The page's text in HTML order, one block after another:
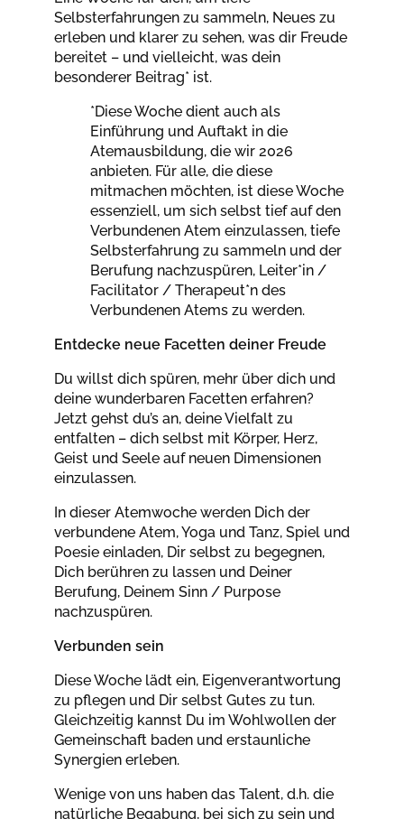
Selbsterfahrungen zu sammeln, Neues zu
erleben und klarer zu sehen, was dir Freude
bereitet – und vielleicht, was dein
besonderer Beitrag* ist.
*Diese Woche dient auch als
Einführung und Auftakt in die
Atemausbildung, die wir 2026
anbieten. Für alle, die diese
mitmachen möchten, ist diese Woche
essenziell, um sich selbst tief auf den
Verbundenen Atem einzulassen, tiefe
Selbsterfahrung zu sammeln und der
Berufung nachzuspüren, Leiter*in /
Facilitator / Therapeut*n des
Verbundenen Atems zu werden.
Entdecke neue Facetten deiner Freude
Du willst dich spüren, mehr über dich und
deine wunderbaren Facetten erfahren?
Jetzt gehst du’s an, deine Vielfalt zu
entfalten – dich selbst mit Körper, Herz,
Geist und Seele auf neuen Dimensionen
einzulassen.
In dieser Atemwoche werden Dich der
verbundene Atem, Yoga und Tanz, Spiel und
Poesie einladen, Dir selbst zu begegnen,
Dich berühren zu lassen und Deiner
Berufung, Deinem Sinn / Purpose
nachzuspüren.
Verbunden sein
Diese Woche lädt ein, Eigenverantwortung
zu pflegen und Dir selbst Gutes zu tun.
Gleichzeitig kannst Du im Wohlwollen der
Gemeinschaft baden und erstaunliche
Synergien erleben.
Wenige von uns haben das Talent, d.h. die
natürliche Begabung, bei sich zu sein und